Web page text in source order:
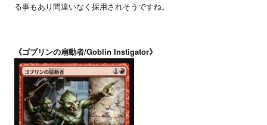
る事もあり間違いなく採用されそうですね。
《ゴブリンの扇動者/Goblin Instigator》